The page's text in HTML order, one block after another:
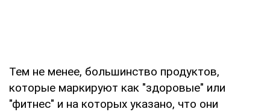
Тем не менее, большинство продуктов,
которые маркируют как "здоровые" или
"фитнес" и на которых указано, что они